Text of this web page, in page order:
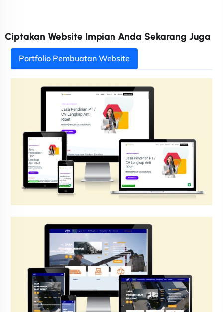
Ciptakan Website Impian Anda Sekarang Juga
Portfolio Pembuatan Website